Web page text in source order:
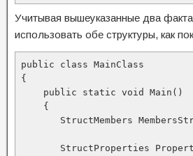
Учитывая вышеуказанные два
использовать обе структуры, как
public class MainClass
{
    public static void Main()
    {
StructMembers
StructProperties